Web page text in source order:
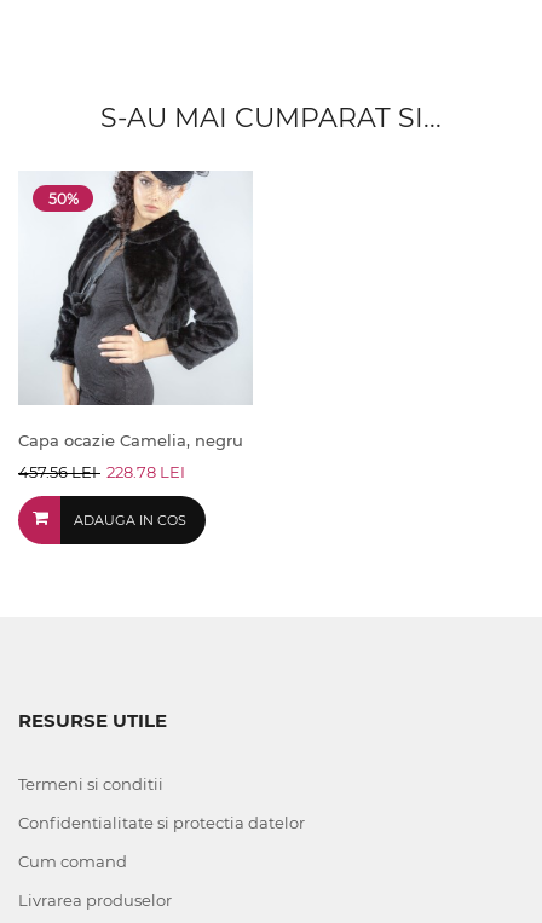
S-AU MAI CUMPARAT SI...
50%
Capa ocazie Camelia, negru
457.56 LEI 228.78 LEI
ADAUGA IN COS
RESURSE UTILE
Termeni si conditii
Confidentialitate si protectia datelor
Cum comand
Livrarea produselor